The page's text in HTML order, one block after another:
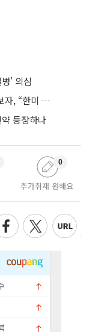
’ 의심
한미약품 송영숙 회장 법인카드 의혹 제보자, “한미 잘 되기 바라는 마음”
등장하나
추가취재 원해요
0